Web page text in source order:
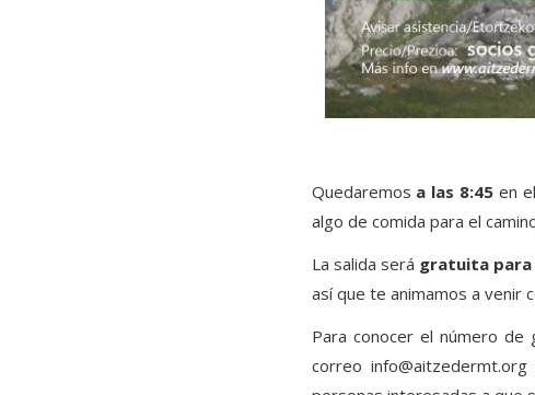
Quedaremos a las 8:45 en el
algo de comida para el
La salida será gratuita para
así que te animamos a venir
Para conocer el número de
correo info@aitzedermt.org